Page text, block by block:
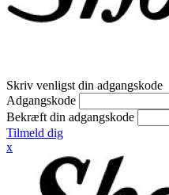
Skriv venligst din adgangskode
Adgangskode
Bekræft din adgangskode
Tilmeld dig
x